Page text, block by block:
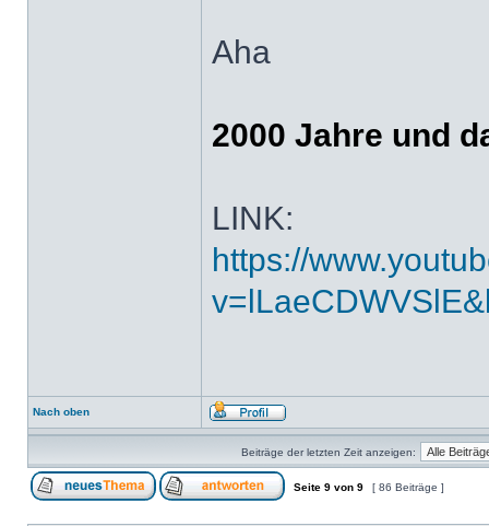
Aha
2000 Jahre und
LINK:
https://
Nach oben
Beiträge der letzten Zeit anzeigen:
Seite 9 von 9 [ 86 Beiträge ]